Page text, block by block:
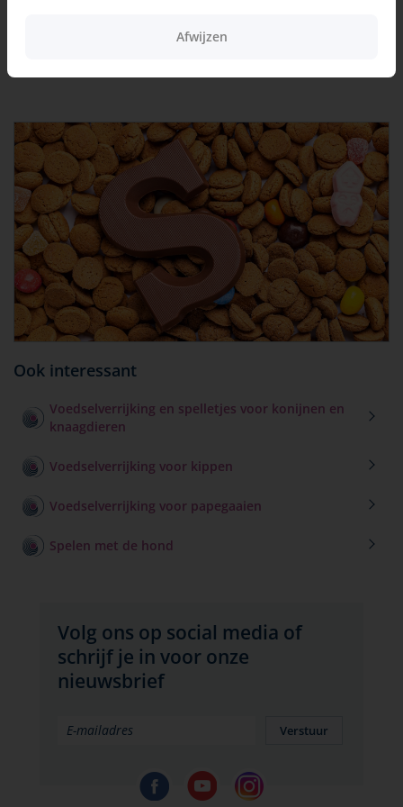
Ook interessant
Voedselverrijking en spelletjes voor konijnen en
knaagdieren
Voedselverrijking voor kippen
Voedselverrijking voor papegaaien
Spelen met de hond
Volg ons op social media of
schrijf je in voor onze
nieuwsbrief
Verstuur
Afwijzen